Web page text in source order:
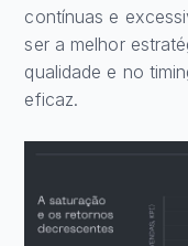
contínuas e
ser a melhor
qualidade e no
eficaz.